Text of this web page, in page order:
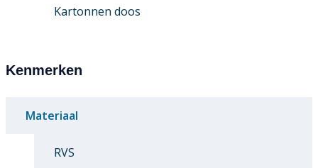
Kartonnen doos
Kenmerken
Materiaal
RVS